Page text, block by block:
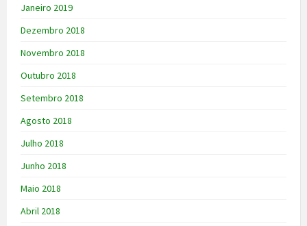
Janeiro 2019
Dezembro 2018
Novembro 2018
Outubro 2018
Setembro 2018
Agosto 2018
Julho 2018
Junho 2018
Maio 2018
Abril 2018